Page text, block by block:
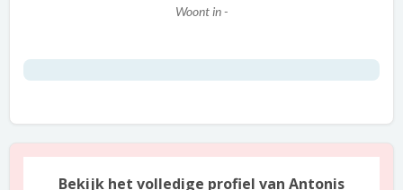
Woont in -
Bekijk het volledige profiel van Antonis